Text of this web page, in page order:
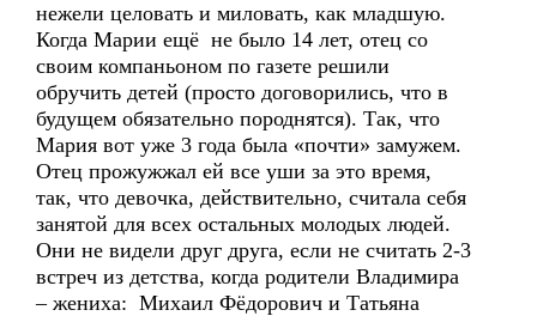
нежели целовать и миловать, как младшую.
Когда Марии ещё не было 14 лет, отец со
своим компаньоном по газете решили
обручить детей (просто договорились, что в
будущем обязательно породнятся). Так, что
Мария вот уже 3 года была «почти» замужем.
Отец прожужжал ей все уши за это время,
так, что девочка, действительно, считала себя
занятой для всех остальных молодых людей.
Они не видели друг друга, если не считать 2-3
встреч из детства, когда родители Владимира
– жениха: Михаил Фёдорович и Татьяна